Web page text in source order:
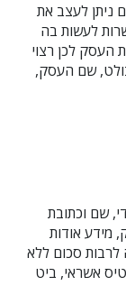
ניתן לעצב את
לעשות בה
העסק לכן רצוי
שם העסק,
שם וכתובת
מידע אודות
סכום ללא
אשראי, ביט